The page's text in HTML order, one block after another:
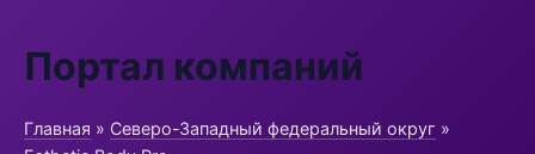
Портал компаний
Главная » Северо-Западный федеральный округ »